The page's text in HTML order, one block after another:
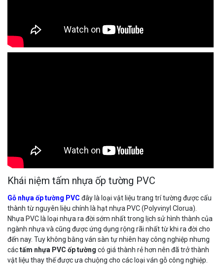
Khái niệm tấm nhựa ốp tường PVC
Gỗ nhựa ốp tường PVC đây là loại vật liệu trang trí tường được cấu
thành từ nguyên liệu chính là hạt nhựa PVC (Polyvinyl Clorua).
Nhựa PVC là loại nhựa ra đời sớm nhất trong lịch sử hình thành của
ngành nhựa và cũng được ứng dụng rộng rãi nhất từ khi ra đời cho
đến nay. Tuy không bằng ván sàn tự nhiên hay công nghiệp nhưng
cáctấm nhựa PVC ốp tường có giá thành rẻ hơn nên đã trở thành
vật liệu thay thế được ưa chuộng cho các loại ván gỗ công nghiệp.